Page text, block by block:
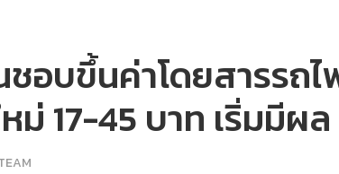
ชอบขึ้นค่าโดยสารร
ม่ 17-45 บาท เริ่มมีผ